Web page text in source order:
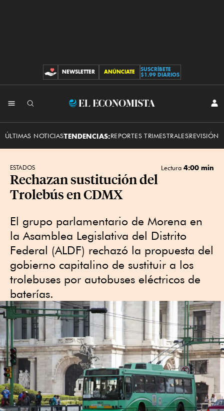
CONTRIBUCIONES
NEWSLETTER ANÚNCIATE
SUSCRÍBETE
$1.99 DIARIOS
El
ÚLTIMAS NOTICIASTENDENCIAS:REPORTES TRIMESTRALESREVISIÓN
ESTADOS Lectura 4:00 min
Rechazan sustitución del
Trolebús en CDMX
El grupo parlamentario de Morena en
la Asamblea Legislativa del Distrito
Federal (ALDF) rechazó la propuesta del
gobierno capitalino de sustituir a los
trolebuses por autobuses eléctricos de
baterías.